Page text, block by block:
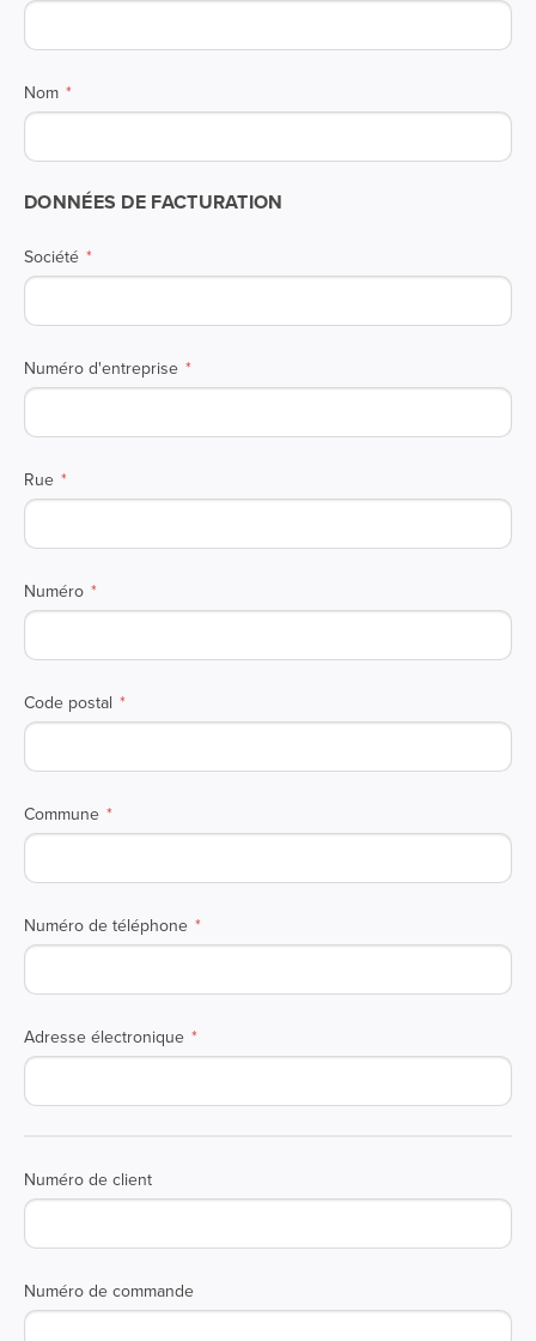
Nom
DONNÉES DE FACTURATION
Société
Numéro d'entreprise
Rue
Numéro
Code postal
Commune
Numéro de téléphone
Adresse électronique
Numéro de client
Numéro de commande